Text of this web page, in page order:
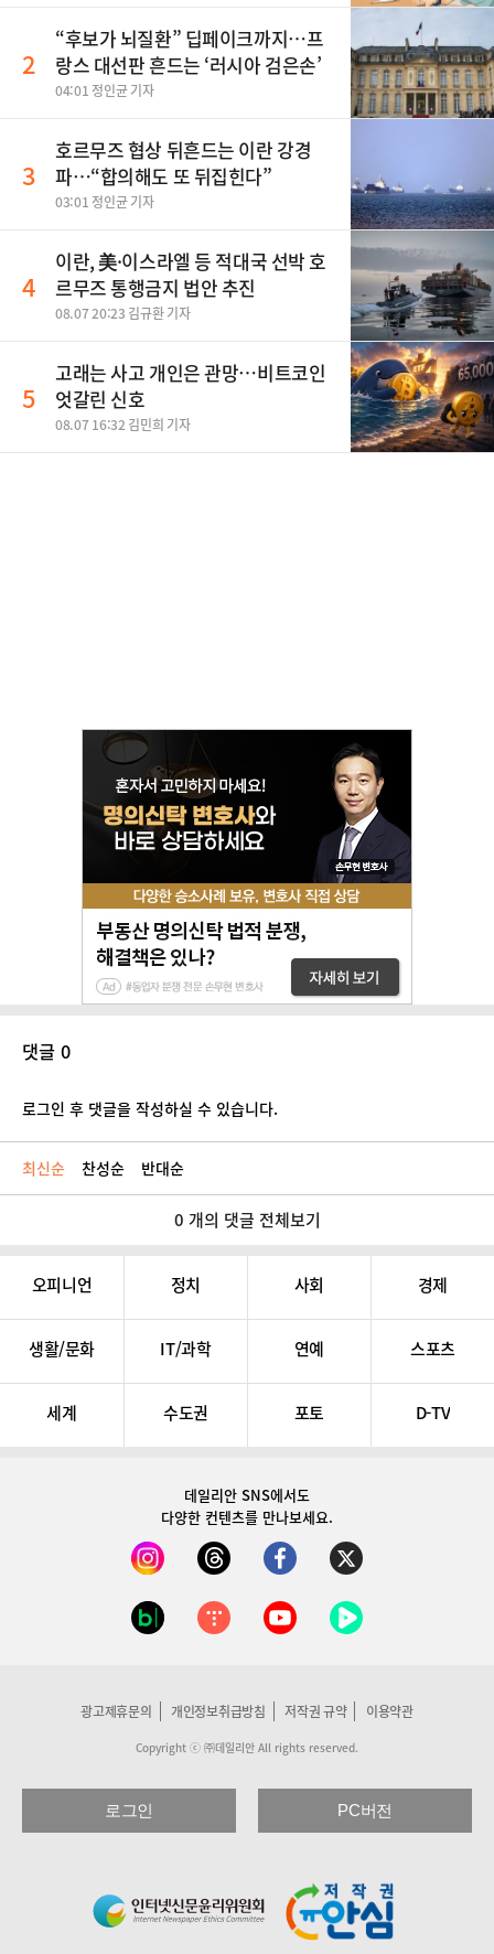
2
“후보가 뇌질환” 딥페이크까지…프
랑스 대선판 흔드는 ‘러시아 검은손’
04:01 정인균 기자
3
호르무즈 협상 뒤흔드는 이란 강경
파…“합의해도 또 뒤집힌다”
03:01 정인균 기자
4
이란, 美·이스라엘 등 적대국 선박 호
르무즈 통행금지 법안 추진
08.07 20:23 김규환 기자
5
고래는 사고 개인은 관망…비트코인
엇갈린 신호
08.07 16:32 김민희 기자
댓글 0
로그인 후 댓글을 작성하실 수 있습니다.
최신순 찬성순 반대순
0 개의 댓글 전체보기
오피니언 정치 사회 경제
생활/문화 IT/과학 연예 스포츠
세계 수도권 포토 D-TV
데일리안 SNS에서도
다양한 컨텐츠를 만나보세요.
광고제휴문의 개인정보취급방침 저작권 규약 이용약관
Copyright ⓒ ㈜데일리안 All rights reserved.
로그인 PC버전